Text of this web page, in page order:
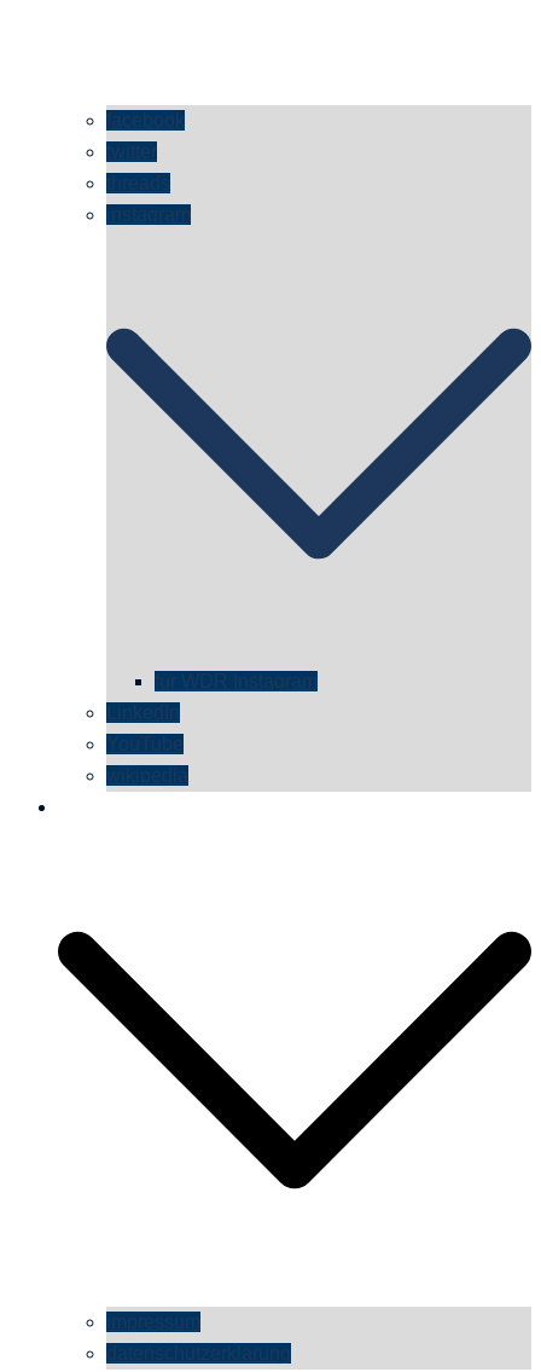
facebook
twitter
threads
instagram
für WDR Instagram
LinkedIn
YouTube
wikipedia
impressum
datenschutzerklärung